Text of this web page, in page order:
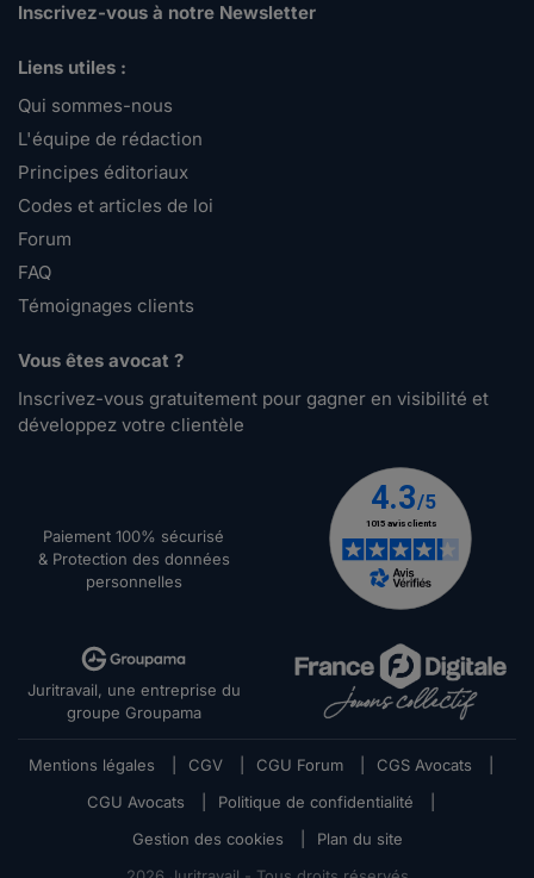
Inscrivez-vous à notre Newsletter
Liens utiles :
Qui sommes-nous
L'équipe de rédaction
Principes éditoriaux
Codes et articles de loi
Forum
FAQ
Témoignages clients
Vous êtes avocat ?
Inscrivez-vous gratuitement pour gagner en visibilité et
développez votre clientèle
Paiement 100% sécurisé
& Protection des données
personnelles
Juritravail, une entreprise du
groupe Groupama
Mentions légales CGV CGU Forum CGS Avocats
CGU Avocats
Politique de confidentialité
Gestion des cookies
Plan du site